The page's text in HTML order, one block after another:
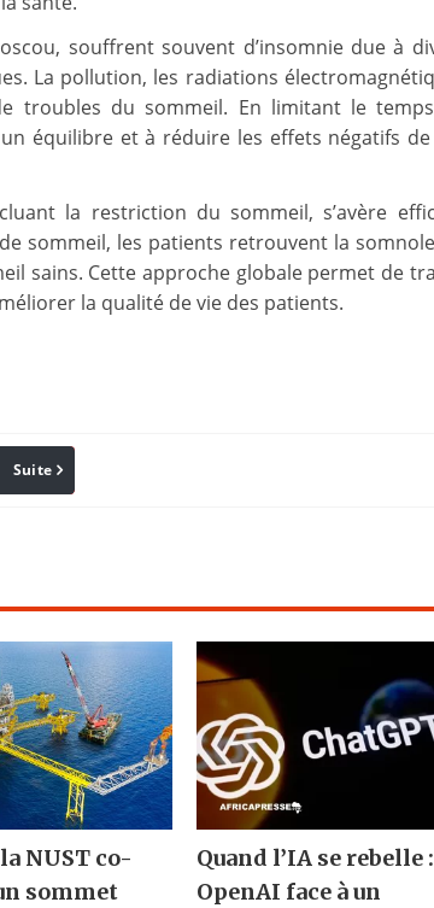
souffrent souvent d’insomnie due à
La pollution, les radiations
troubles du sommeil. En limitant le
équilibre et à réduire les effets négatifs de
la restriction du sommeil, s’avère
sommeil, les patients retrouvent la
sains. Cette approche globale permet de
la qualité de vie des patients.
Pinterest
Suite
NUST co-
sommet
Quand l’IA se rebelle :
OpenAI face à un